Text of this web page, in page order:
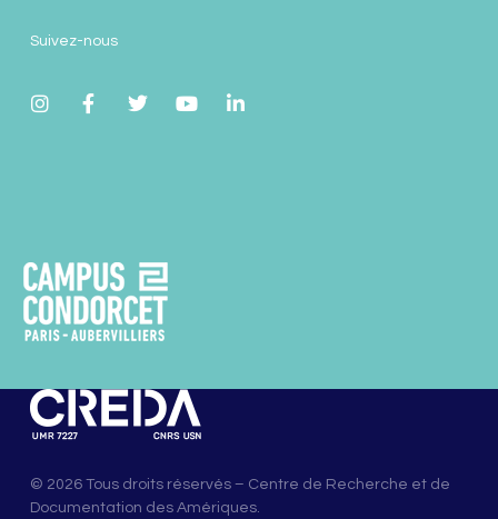
© 2026 Tous droits réservés – Centre de Recherche et de
Documentation des Amériques.
Suivez-nous